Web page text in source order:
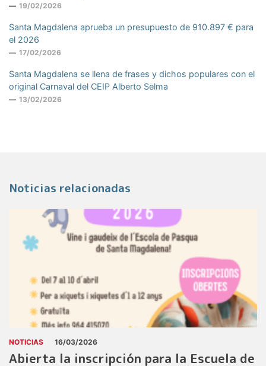
19/02/2026
Santa Magdalena aprueba un presupuesto de 910.897 € para
el 2026
17/02/2026
Santa Magdalena se llena de frases y dichos populares con el
original Carnaval del CEIP Alberto Selma
13/02/2026
Noticias relacionadas
NOTICIAS 16/03/2026
Abierta la inscripción para la Escuela de